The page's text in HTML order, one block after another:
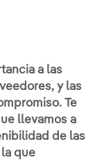
a las
y las
Te
llevamos a
de las
que